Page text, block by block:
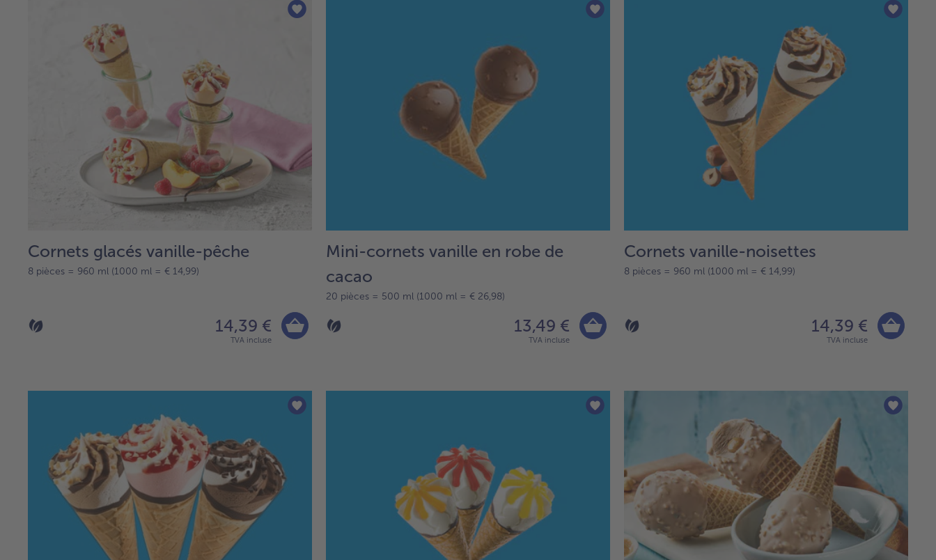
Cornets glacés vanille-pêche
8 pièces = 960 ml (1000 ml = € 14,99)
14,39 €
TVA incluse
Mini-cornets vanille en robe de
cacao
20 pièces = 500 ml (1000 ml = € 26,98)
13,49 €
TVA incluse
Cornets vanille-noisettes
8 pièces = 960 ml (1000 ml = € 14,99)
14,39 €
TVA incluse